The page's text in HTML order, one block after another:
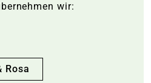
wir:
Rosa